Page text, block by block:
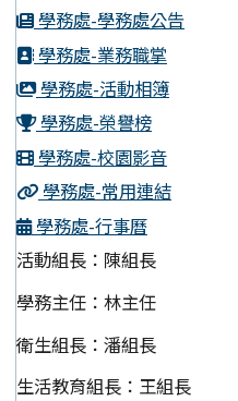
學務處-學務處公告
學務處-業務職掌
學務處-活動相簿
學務處-榮譽榜
學務處-校園影音
學務處-常用連結
學務處-行事曆
活動組長：陳組長
學務主任：林主任
衛生組長：潘組長
生活教育組長：王組長